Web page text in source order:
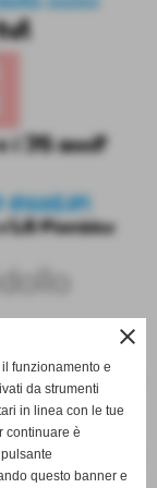
salvare una vita!
curare malattie
e tumori delle
close
funzionamento e
da strumenti
in linea con le tue
continuare è
questo banner e